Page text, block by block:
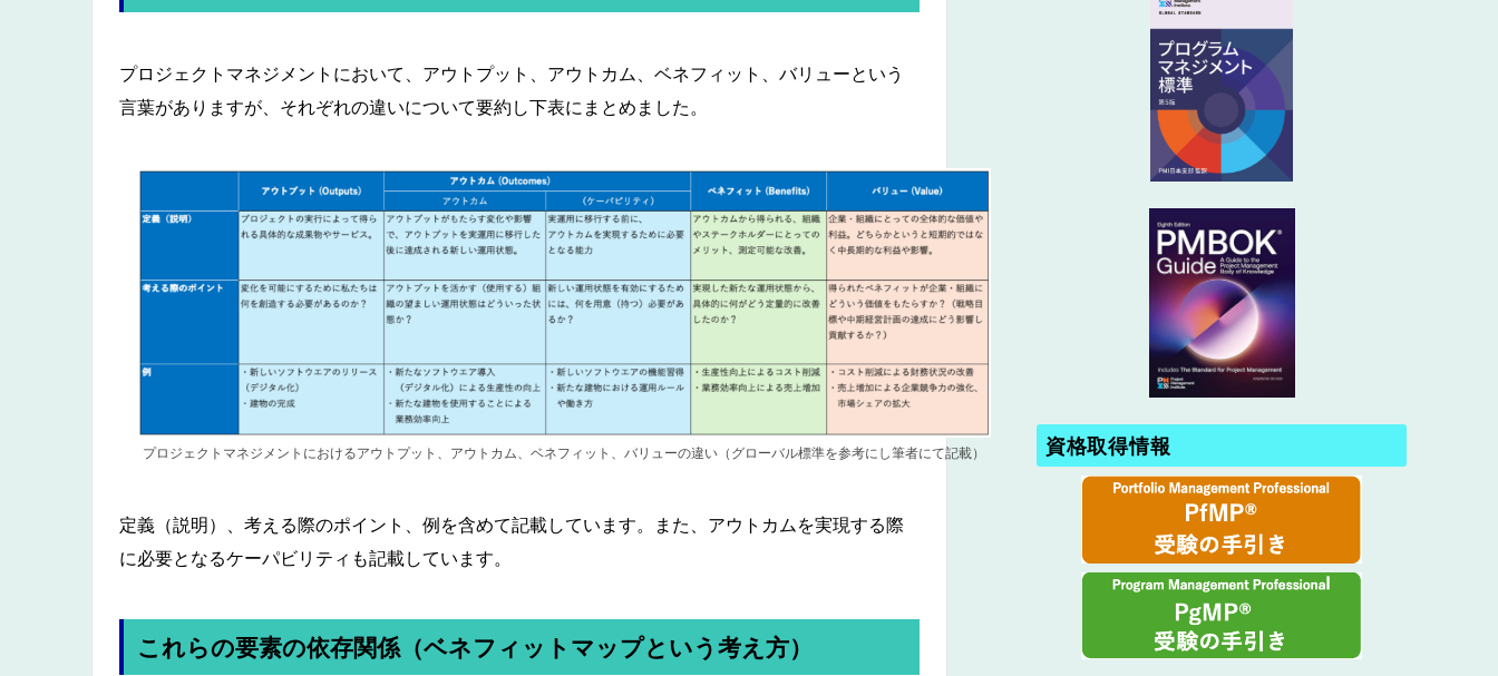
プロジェクトマネジメントにおいて、アウトプット、アウトカム、ベネフィット、バリューという
言葉がありますが、それぞれの違いについて要約し下表にまとめました。
プロジェクトマネジメントにおけるアウトプット、アウトカム、ベネフィット、バリューの違い（グローバル標準を参考にし筆者にて記載）
定義（説明）、考える際のポイント、例を含めて記載しています。また、アウトカムを実現する際
に必要となるケーパビリティも記載しています。
これらの要素の依存関係（ベネフィットマップという考え方）
資格取得情報